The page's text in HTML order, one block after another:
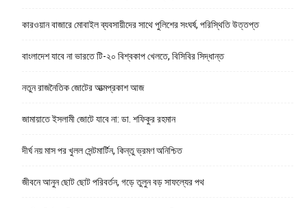
কারওয়ান বাজারে মোবাইল ব্যবসায়ীদের সাথে পুলিশের সংঘর্ষ, পরিস্থিতি উত্তপ্ত
বাংলাদেশ যাবে না ভারতে টি-২০ বিশ্বকাপ খেলতে, বিসিবির সিদ্ধান্ত
নতুন রাজনৈতিক জোটের আত্মপ্রকাশ আজ
জামায়াতে ইসলামী জোটে যাবে না: ডা. শফিকুর রহমান
দীর্ঘ নয় মাস পর খুলল সেন্টমার্টিন, কিন্তু ভ্রমণ অনিশ্চিত
জীবনে আনুন ছোট ছোট পরিবর্তন, গড়ে তুলুন বড় সাফল্যের পথ